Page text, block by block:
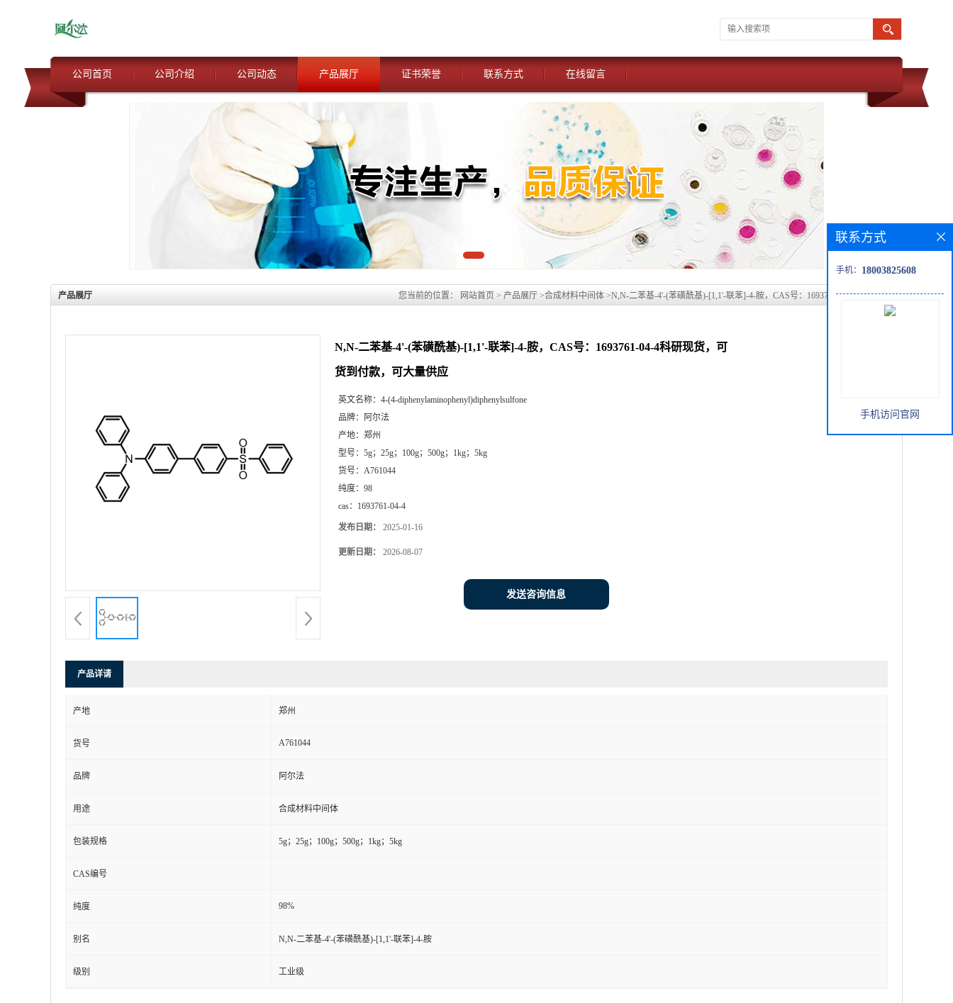
公司首页 公司介绍 公司动态 产品展厅 证书荣誉 联系方式 在线留言
产品展厅 您当前的位置： 网站首页 > 产品展厅 >合成材料中间体 >N,N-二苯基-4'-(苯磺酰基)-[1,1'-联苯]-4-胺，CAS号：1693761-04-4科研现
N,N-二苯基-4'-(苯磺酰基)-[1,1'-联苯]-4-胺，CAS号：1693761-04-4科研现货，可
货到付款，可大量供应
英文名称： 4-(4-diphenylaminophenyl)diphenylsulfone
品牌：
阿尔法
产地： 郑州
型号： 5g；25g；100g；500g；1kg；5kg
货号： A761044
纯度： 98
cas： 1693761-04-4
发布日期： 2025-01-16
更新日期： 2026-08-07
发送咨询信息
产品详请
产地 郑州
货号 A761044
品牌 阿尔法
用途 合成材料中间体
包装规格 5g；25g；100g；500g；1kg；5kg
CAS编号
纯度 98%
别名 N,N-二苯基-4'-(苯磺酰基)-[1,1'-联苯]-4-胺
级别 工业级
联系方式
手机： 18003825608
手机访问官网